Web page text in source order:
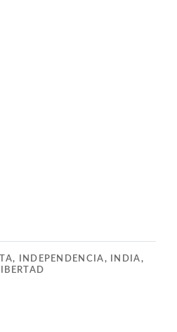
, INDEPENDENCIA, INDIA,